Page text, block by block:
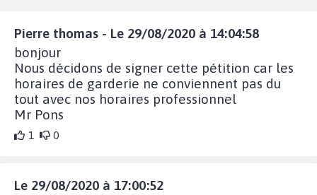
Pierre thomas - Le 29/08/2020 à 14:04:58
bonjour
Nous décidons de signer cette pétition car les
horaires de garderie ne conviennent pas du
tout avec nos horaires professionnel
Mr Pons
1 0
Le 29/08/2020 à 17:00:52